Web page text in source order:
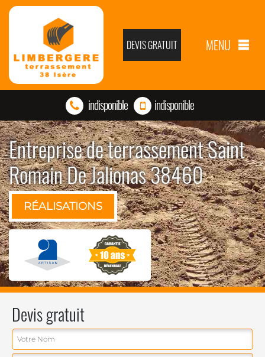
DEVIS GRATUIT MENU
indisponible indisponible
Entreprise de terrassement Saint
Romain De Jalionas 38460
RÉALISATIONS
Devis gratuit